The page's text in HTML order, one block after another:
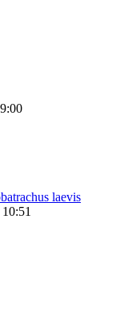
laevis